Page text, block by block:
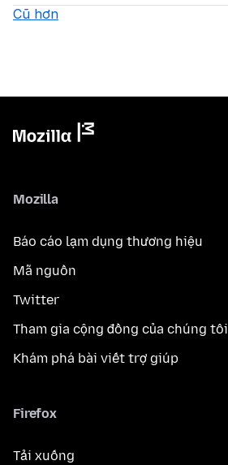
Cũ hơn
Mozilla
Báo cáo lạm dụng thương hiệu
Mã nguồn
Twitter
Tham gia cộng đồng của chúng tôi
Khám phá bài viết trợ giúp
Firefox
Tải xuống